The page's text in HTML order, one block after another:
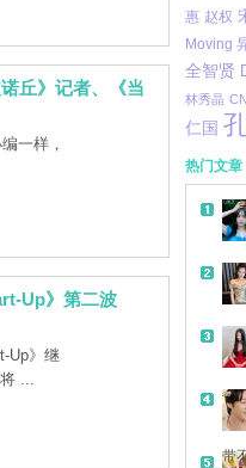
丘》记者、《当
一样，
Up》第二波
Up》继
...
惠 赵权
Moving
全智贤
林秀晶
仁国
热门文章
带